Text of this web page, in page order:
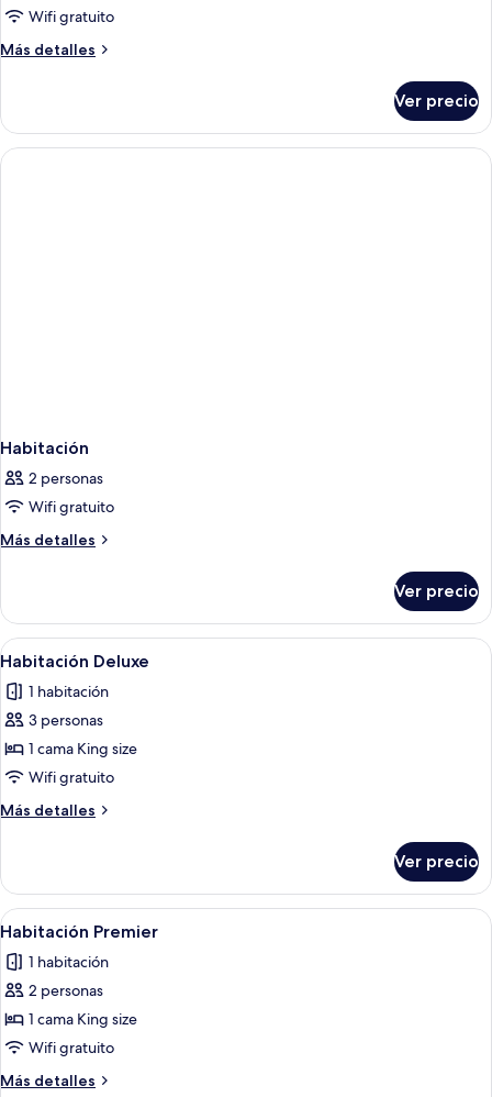
Wifi gratuito
Más detalles
Más
Ver precio
Habitación
2 personas
Wifi gratuito
Más detalles
Más
Ver precio
Abrir
todas
las
fotos
de
Habitación
Deluxe
Una habitación de hotel con sofá,
2
Habitación Deluxe
1 habitación
3 personas
1 cama King size
Wifi gratuito
Más detalles
Más
Deluxe
Ver precio
Abrir
todas
las
fotos
de
Habitación
Premier
Una habitación de hotel con sofá,
3
Habitación Premier
1 habitación
2 personas
1 cama King size
Wifi gratuito
Más detalles
Más